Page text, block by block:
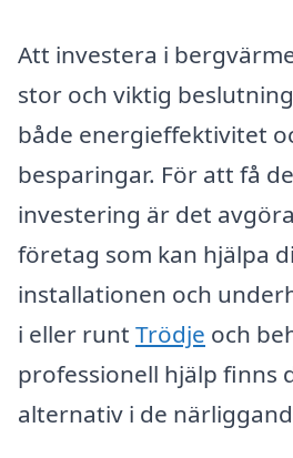
Att investera i
stor och viktig
både energieffektivitet
besparingar. För att få
investering är det
företag som kan hjälpa
installationen och
i eller runt Trödje och
professionell hjälp finns
alternativ i de